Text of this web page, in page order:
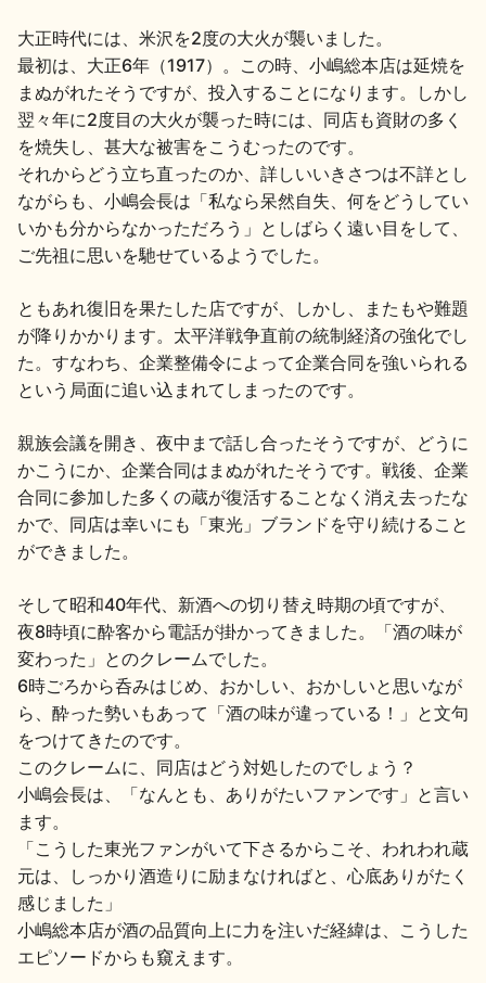
大正時代には、米沢を2度の大火が襲いました。
最初は、大正6年（1917）。この時、小嶋総本店は延焼を
まぬがれたそうですが、投入することになります。しかし
翌々年に2度目の大火が襲った時には、同店も資財の多く
を焼失し、甚大な被害をこうむったのです。
それからどう立ち直ったのか、詳しいいきさつは不詳とし
ながらも、小嶋会長は「私なら呆然自失、何をどうしてい
いかも分からなかっただろう」としばらく遠い目をして、
ご先祖に思いを馳せているようでした。
ともあれ復旧を果たした店ですが、しかし、またもや難題
が降りかかります。太平洋戦争直前の統制経済の強化でし
た。すなわち、企業整備令によって企業合同を強いられる
という局面に追い込まれてしまったのです。
親族会議を開き、夜中まで話し合ったそうですが、どうに
かこうにか、企業合同はまぬがれたそうです。戦後、企業
合同に参加した多くの蔵が復活することなく消え去ったな
かで、同店は幸いにも「東光」ブランドを守り続けること
ができました。
そして昭和40年代、新酒への切り替え時期の頃ですが、
夜8時頃に酔客から電話が掛かってきました。「酒の味が
変わった」とのクレームでした。
6時ごろから呑みはじめ、おかしい、おかしいと思いなが
ら、酔った勢いもあって「酒の味が違っている！」と文句
をつけてきたのです。
このクレームに、同店はどう対処したのでしょう？
小嶋会長は、「なんとも、ありがたいファンです」と言い
ます。
「こうした東光ファンがいて下さるからこそ、われわれ蔵
元は、しっかり酒造りに励まなければと、心底ありがたく
感じました」
小嶋総本店が酒の品質向上に力を注いだ経緯は、こうした
エピソードからも窺えます。